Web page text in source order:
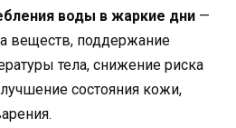
воды в жаркие дни —
веществ, поддержание
тела, снижение риска
состояния кожи,